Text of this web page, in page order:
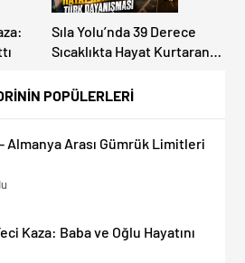
POPÜLERLERİ
Almanya Arası Gümrük Limitleri
Kaza: Baba ve Oğlu Hayatını
Sıla Yolu’nda 39 Derece
Sıcaklıkta Hayat Kurtaran